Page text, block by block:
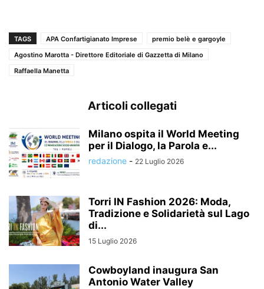
TAGS APA Confartigianato Imprese
premio belè e gargoyle
Agostino Marotta - Direttore Editoriale di Gazzetta di Milano
Raffaella Manetta
Articoli collegati
Milano ospita il World Meeting
per il Dialogo, la Parola e...
redazione - 22 Luglio 2026
Torri IN Fashion 2026: Moda,
Tradizione e Solidarietà sul Lago
di...
15 Luglio 2026
Cowboyland inaugura San
Antonio Water Valley